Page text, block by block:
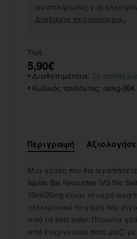
αναπλήρωσης για
Διαβάστε περισσότερα..
Τιμή
5,90€
Διαθεσιμότητα: Σε απόθεμα
Κωδικός προϊόντος: nsivg-004
Περιγραφή
Μια γεύση που θα
liquids Bar Favourites IVG Nic
10ml/20mg είναι το υγρό
ηλεκτρονικό τσιγάρο που
από τα best seller. Πλουσία
από ενεργειακό ποτό μαζί